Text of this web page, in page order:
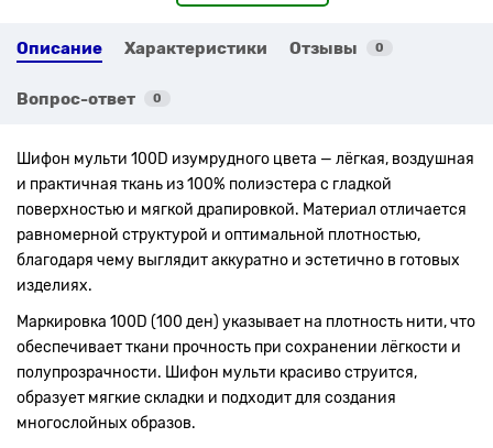
Описание Характеристики Отзывы 0
Вопрос-ответ 0
Шифон мульти 100D изумрудного цвета — лёгкая, воздушная
и практичная ткань из 100% полиэстера с гладкой
поверхностью и мягкой драпировкой. Материал отличается
равномерной структурой и оптимальной плотностью,
благодаря чему выглядит аккуратно и эстетично в готовых
изделиях.
Маркировка 100D (100 ден) указывает на плотность нити, что
обеспечивает ткани прочность при сохранении лёгкости и
полупрозрачности. Шифон мульти красиво струится,
образует мягкие складки и подходит для создания
многослойных образов.